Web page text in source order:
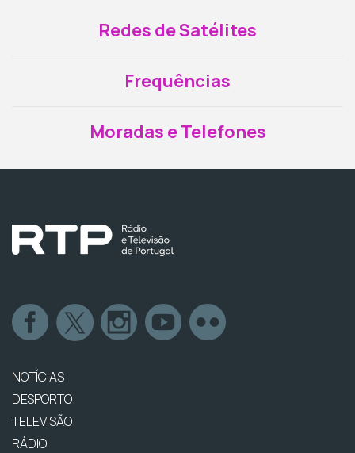
Redes de Satélites
Frequências
Moradas e Telefones
NOTÍCIAS
DESPORTO
TELEVISÃO
RÁDIO